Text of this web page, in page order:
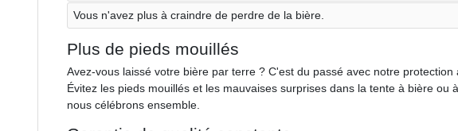
Vous n'avez plus à craindre de perdre de la bière.
Plus de pieds mouillés
Avez-vous laissé votre bière par terre ? C'est du passé avec notre protection
Évitez les pieds mouillés et les mauvaises surprises dans la tente à bière ou
nous célébrons ensemble.